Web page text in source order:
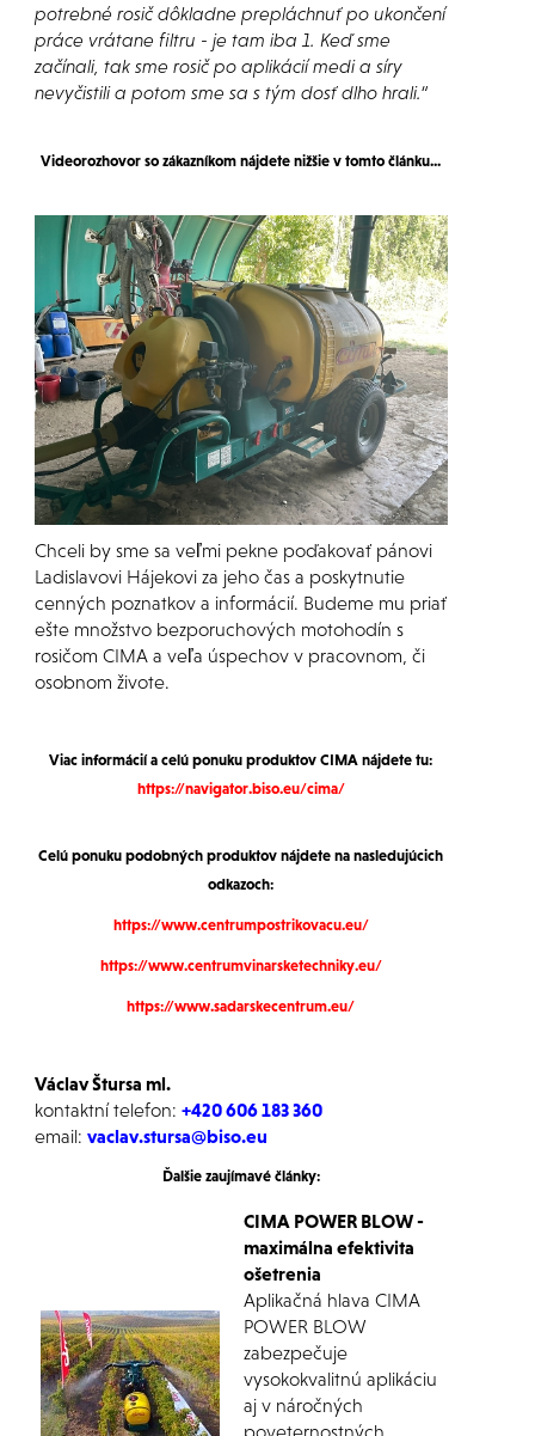
potrebné rosič dôkladne prepláchnuť po ukončení
práce vrátane filtru - je tam iba 1. Keď sme
začínali, tak sme rosič po aplikácií medi a síry
nevyčistili a potom sme sa s tým dosť dlho hrali.“
Videorozhovor so zákazníkom nájdete nižšie v tomto článku...
Chceli by sme sa veľmi pekne poďakovať pánovi
Ladislavovi Hájekovi za jeho čas a poskytnutie
cenných poznatkov a informácií. Budeme mu priať
ešte množstvo bezporuchových motohodín s
rosičom CIMA a veľa úspechov v pracovnom, či
osobnom živote.
Viac informácií a celú ponuku produktov CIMA nájdete tu:
https://navigator.biso.eu/cima/
Celú ponuku podobných produktov nájdete na nasledujúcich
odkazoch:
https://www.centrumpostrikovacu.eu/
https://www.centrumvinarsketechniky.eu/
https://www.sadarskecentrum.eu/
Václav Štursa ml.
kontaktní telefon: +420 606 183 360
email: vaclav.stursa@biso.eu
Ďalšie zaujímavé články:
CIMA POWER BLOW -
maximálna efektivita
ošetrenia
Aplikačná hlava CIMA
POWER BLOW
zabezpečuje
vysokokvalitnú aplikáciu
aj v náročných